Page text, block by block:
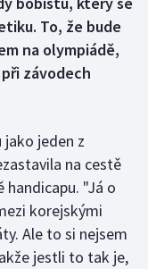
To, že bude
na olympiádě,
závodech
jako jeden z
na cestě
handicapu. "Já o
korejskými
Ale to si nejsem
jestli to tak je,